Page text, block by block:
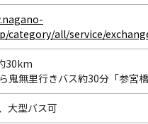
category/all/service/
30km
鬼無里行きバス約30分「参宮
大型バス可